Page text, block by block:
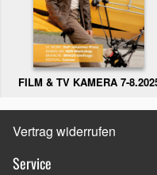
FILM & TV KAMERA 7-
Vertrag widerrufen
Service